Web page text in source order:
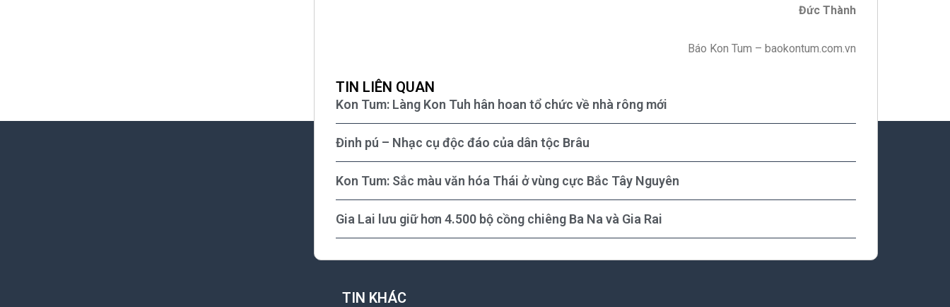
Đức Thành
Báo Kon Tum – baokontum.com.vn
TIN LIÊN QUAN
Kon Tum: Làng Kon Tuh hân hoan tổ chức về nhà rông mới
Đinh pú – Nhạc cụ độc đáo của dân tộc Brâu
Kon Tum: Sắc màu văn hóa Thái ở vùng cực Bắc Tây Nguyên
Gia Lai lưu giữ hơn 4.500 bộ cồng chiêng Ba Na và Gia Rai
TIN KHÁC